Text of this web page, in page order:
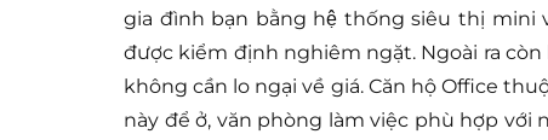
gia đình bạn bằng hệ thống siêu thị mini
được kiểm định nghiêm ngặt. Ngoài ra
không cần lo ngại về giá. Căn hộ Office
này để ở, văn phòng làm việc phù hợp với